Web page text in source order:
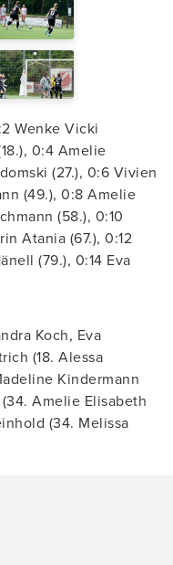
Wenke Vicki
0:4 Amelie
(27.), 0:6 Vivien
(49.), 0:8 Amelie
(58.), 0:10
Atania (67.), 0:12
(79.), 0:14 Eva
Koch, Eva
(18. Alessa
Kindermann
Amelie Elisabeth
(34. Melissa